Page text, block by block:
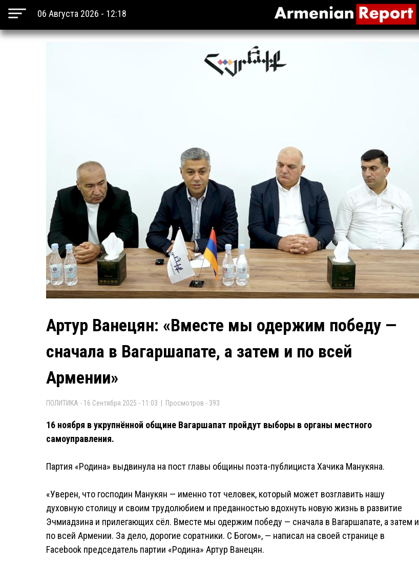
06 Августа 2026 - 12:18
Артур Ванецян: «Вместе мы одержим победу —
сначала в Вагаршапате, а затем и по всей
Армении»
ПОЛИТИКА - 16 Сентября 2025 - 11:03 | Просмотров - 393
16 ноября в укрупнённой общине Вагаршапат пройдут выборы в органы местного
самоуправления.
Партия «Родина» выдвинула на пост главы общины поэта-публициста Хачика Манукяна.
«Уверен, что господин Манукян — именно тот человек, который может возглавить нашу
духовную столицу и своим трудолюбием и преданностью вдохнуть новую жизнь в развитие
Эчмиадзина и прилегающих сёл. Вместе мы одержим победу — сначала в Вагаршапате, а затем и
по всей Армении. За дело, дорогие соратники. С Богом», — написал на своей странице в
Facebook председатель партии «Родина» Артур Ванецян.